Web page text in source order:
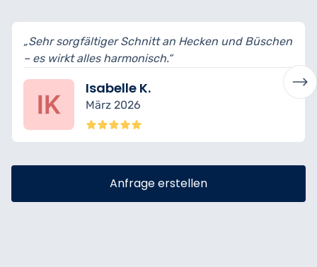
an Hecken und Büschen
„Sehr gute Beratung
Anke S.
Anfrage erstellen